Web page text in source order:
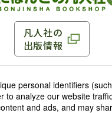
凡人社の
出版情報
都千代田区平河町 1-3-13
／FAX：03-3263-